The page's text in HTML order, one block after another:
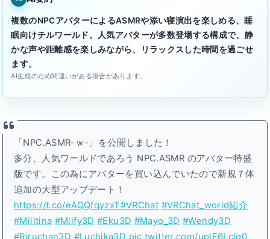
複数のNPCアバターによるASMRや添い寝演出を楽しめる、睡
眠向けチルワールド。人気アバターが多数登場する構成で、静
かな声や距離感を楽しみながら、リラックスした時間を過ごせ
ます。
AI生成のため間違いがある場合があります。
「NPC.ASMR-ｗ-」を公開しました！
多分、人気ワールドであろう NPC.ASMR のアバター特盛
版です。この為にアバターを買い込んでいたので新規７体
追加の大型アップデート！
https://t.co/eAQQfqyzxT#VRChat #VRChat_world紹介
#Milltina #Milfy3D #Eku3D #Mayo_3D #Wendy3D
#Riruchan3D #Luchika3D pic.twitter.com/uplE6Lclq0